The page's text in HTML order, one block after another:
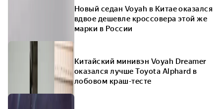
Новый седан Voyah в Китае оказался
вдвое дешевле кроссовера этой же
марки в России
Китайский минивэн Voyah Dreamer
оказался лучше Toyota Alphard в
лобовом краш-тесте